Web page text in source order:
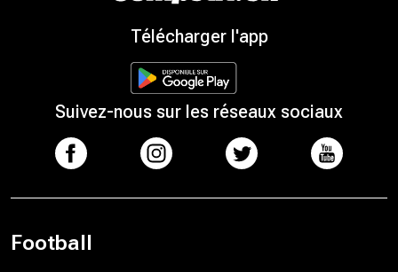
Télécharger l'app
Suivez-nous sur les réseaux sociaux
Football